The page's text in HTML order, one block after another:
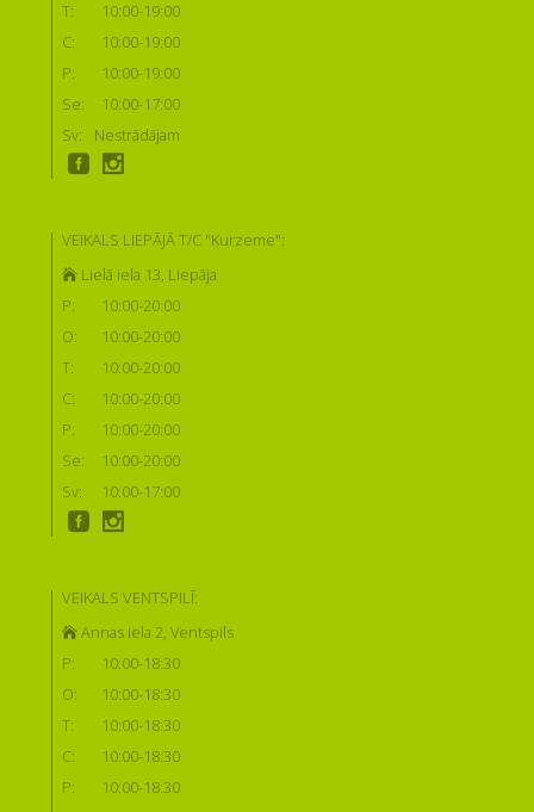
T:
10:00-19:00
C:
10:00-19:00
P:
10:00-19:00
Se:
10:00-17:00
Sv:
Nestrādājam
VEIKALS LIEPĀJĀ T/C "Kurzeme":
Lielā iela 13, Liepāja
P:
10:00-20:00
O:
10:00-20:00
T:
10:00-20:00
C:
10:00-20:00
P:
10:00-20:00
Se:
10:00-20:00
Sv:
10:00-17:00
VEIKALS VENTSPILĪ:
Annas iela 2, Ventspils
P:
10:00-18:30
O:
10:00-18:30
T:
10:00-18:30
C:
10:00-18:30
P:
10:00-18:30